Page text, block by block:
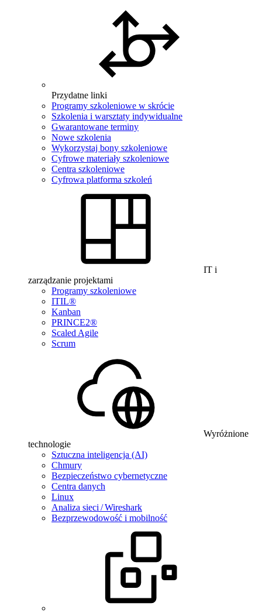
Przydatne linki
Programy szkoleniowe w skrócie
Szkolenia i warsztaty indywidualne
Gwarantowane terminy
Nowe szkolenia
Wykorzystaj bony szkoleniowe
Cyfrowe materiały szkoleniowe
Centra szkoleniowe
Cyfrowa platforma szkoleń
IT i
zarządzanie projektami
Programy szkoleniowe
ITIL®
Kanban
PRINCE2®
Scaled Agile
Scrum
Wyróżnione
technologie
Sztuczna inteligencja (AI)
Chmury
Bezpieczeństwo cybernetyczne
Centra danych
Linux
Analiza sieci / Wireshark
Bezprzewodowość i mobilność